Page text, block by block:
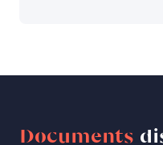
Documents